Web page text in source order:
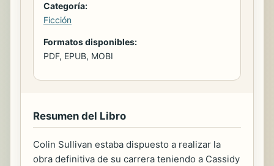
Categoría:
Ficción
Formatos disponibles:
PDF, EPUB, MOBI
Resumen del Libro
Colin Sullivan estaba dispuesto a realizar la
obra definitiva de su carrera teniendo a Cassidy